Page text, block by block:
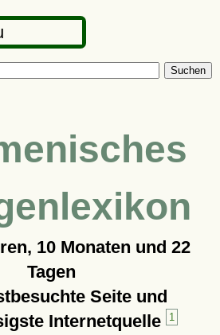
Suchen
10 Monaten und 22
Tagen
Seite und
Internetquelle
1